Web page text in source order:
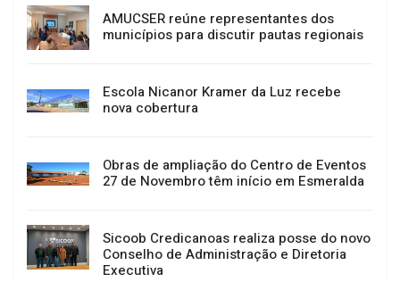
AMUCSER reúne representantes dos
municípios para discutir pautas regionais
Escola Nicanor Kramer da Luz recebe
nova cobertura
Obras de ampliação do Centro de Eventos
27 de Novembro têm início em Esmeralda
Sicoob Credicanoas realiza posse do novo
Conselho de Administração e Diretoria
Executiva